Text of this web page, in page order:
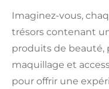
Imaginez-vous,
trésors contenant
produits de beauté,
maquillage et
pour offrir une